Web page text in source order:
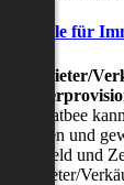
Vorteile für
Viermieter/
Mit Flatbee
privaten und
viel Geld und
Vermieter/